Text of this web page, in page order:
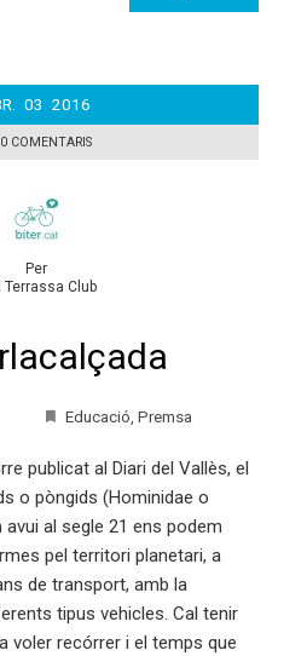
03 2016
0 COMENTARIS
Per
Terrassa Club
Educació Premsa
publicat al Diari del Vallès, el
o pòngids (Hominidae o
al segle 21 ens podem
pel territori planetari, a
de transport, amb la
tipus vehicles. Cal tenir
voler recórrer i el temps que